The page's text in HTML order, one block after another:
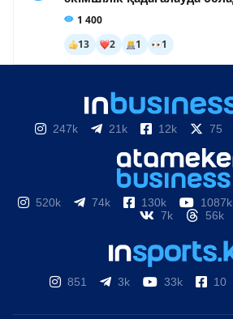
247k 21k 12k 75
520k 74k 130k 1087k
7k
56k
851 3k 33k 10